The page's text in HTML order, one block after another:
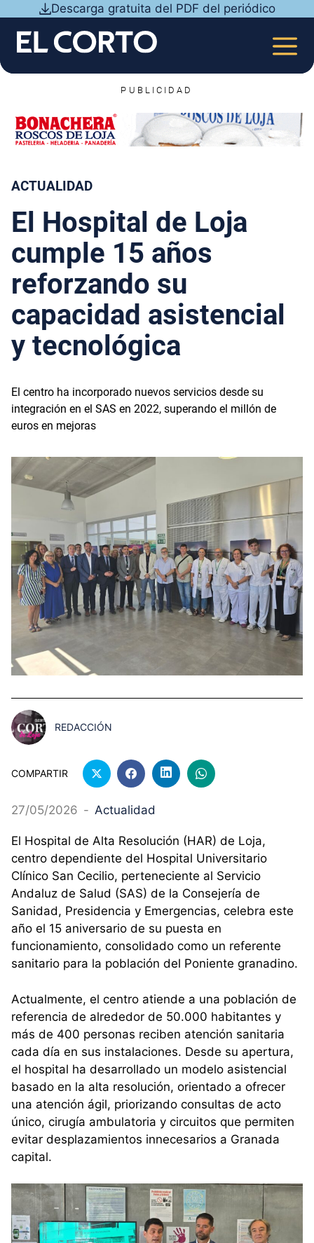
contenido
Descarga gratuita del PDF del periódico
PUBLICIDAD
ACTUALIDAD
El Hospital de Loja
cumple 15 años
reforzando su
capacidad asistencial
y tecnológica
El centro ha incorporado nuevos servicios desde su
integración en el SAS en 2022, superando el millón de
euros en mejoras
REDACCIÓN
COMPARTIR
27/05/2026 - Actualidad
El Hospital de Alta Resolución (HAR) de Loja,
centro dependiente del Hospital Universitario
Clínico San Cecilio, perteneciente al Servicio
Andaluz de Salud (SAS) de la Consejería de
Sanidad, Presidencia y Emergencias, celebra este
año el 15 aniversario de su puesta en
funcionamiento, consolidado como un referente
sanitario para la población del Poniente granadino.
Actualmente, el centro atiende a una población de
referencia de alrededor de 50.000 habitantes y
más de 400 personas reciben atención sanitaria
cada día en sus instalaciones. Desde su apertura,
el hospital ha desarrollado un modelo asistencial
basado en la alta resolución, orientado a ofrecer
una atención ágil, priorizando consultas de acto
único, cirugía ambulatoria y circuitos que permiten
evitar desplazamientos innecesarios a Granada
capital.